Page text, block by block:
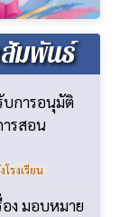
มพันธ์
บการอนุมัติ
ารสอน
โรงเรียน
อง มอบหมาย